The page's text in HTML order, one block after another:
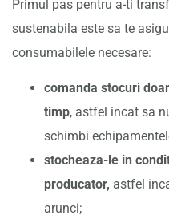
Primul pas pentru a-ti
sustenabila este sa te
consumabilele necesare:
comanda stocuri
timp, astfel incat sa
schimbi
stocheaza-le in
producator, astfel
arunci;